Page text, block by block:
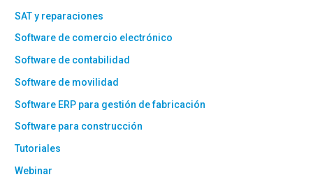
SAT y reparaciones
Software de comercio electrónico
Software de contabilidad
Software de movilidad
Software ERP para gestión de fabricación
Software para construcción
Tutoriales
Webinar